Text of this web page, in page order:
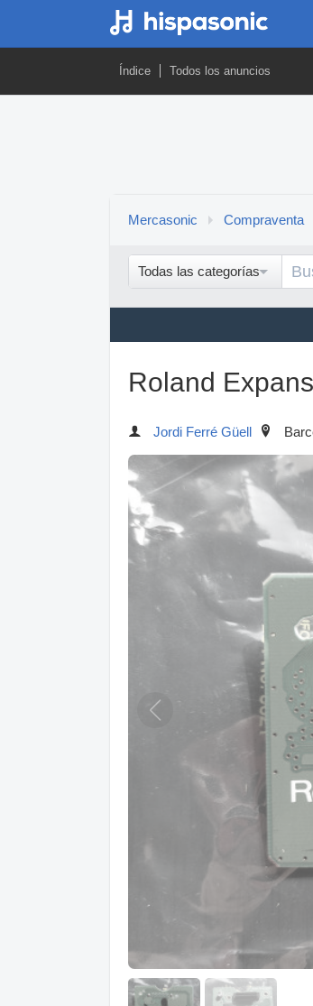
Índice Todos los anuncios
Mercasonic Compraventa
Todas las categorías
Roland
Jordi Ferré Güell